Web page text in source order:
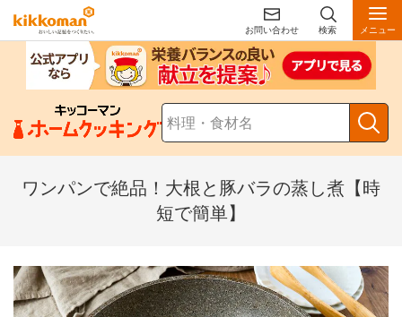
お問い合わせ 検索 メニュー
ワンパンで絶品！大根と豚バラの蒸し煮【時
短で簡単】